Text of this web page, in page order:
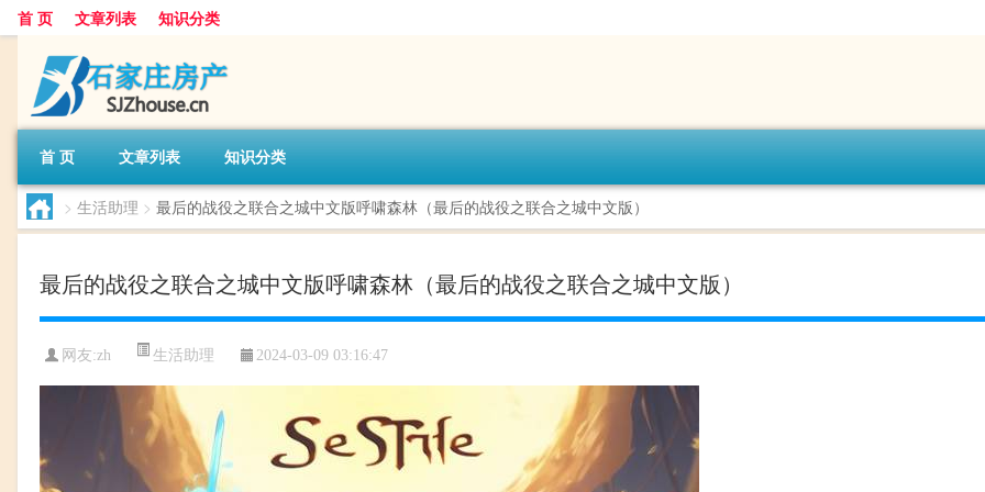
首 页 文章列表 知识分类
首 页 文章列表 知识分类
> 生活助理 > 最后的战役之联合之城中文版呼啸森林（最后的战役之联合之城中文版）
最后的战役之联合之城中文版呼啸森林（最后的战役之联合之城中文版）
网友:zh 生活助理 2024-03-09 03:16:47